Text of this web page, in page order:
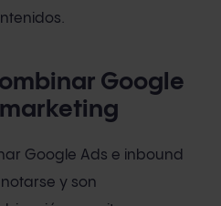
Google
Google Ads e inbound
y son